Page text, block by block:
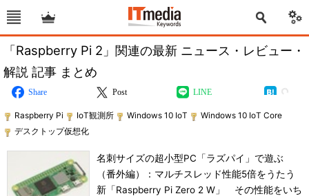
「Raspberry Pi 2」関連の最新 ニュース・レビュー・
解説 記事 まとめ
Share Post LINE
Raspberry Pi IoT観測所 Windows 10 IoT
Windows 10 IoT Core
デスクトップ仮想化
名刺サイズの超小型PC「ラズパイ」で遊ぶ
（番外編）：マルチスレッド性能5倍をうたう
新「Raspberry Pi Zero 2 W」 その性能をいち